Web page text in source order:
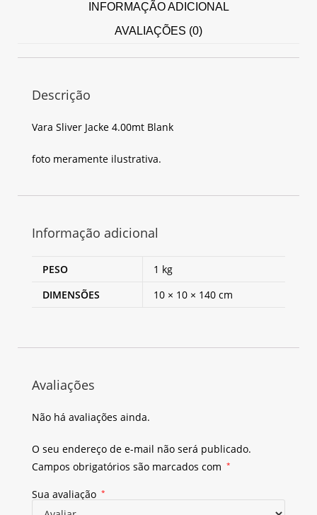
INFORMAÇÃO ADICIONAL
AVALIAÇÕES (0)
Descrição
Vara Sliver Jacke 4.00mt Blank
foto meramente ilustrativa.
Informação adicional
PESO
1 kg
DIMENSÕES
10 × 10 × 140 cm
Avaliações
Não há avaliações ainda.
O seu endereço de e-mail não será publicado.
Campos obrigatórios são marcados com *
Sua avaliação *